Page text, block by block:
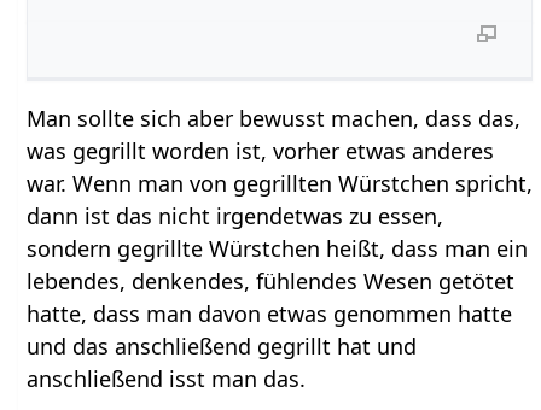
Man sollte sich aber bewusst machen, dass das,
was gegrillt worden ist, vorher etwas anderes
war. Wenn man von gegrillten Würstchen spricht,
dann ist das nicht irgendetwas zu essen,
sondern gegrillte Würstchen heißt, dass man ein
lebendes, denkendes, fühlendes Wesen getötet
hatte, dass man davon etwas genommen hatte
und das anschließend gegrillt hat und
anschließend isst man das.